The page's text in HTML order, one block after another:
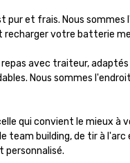
et frais. Nous
recharger votre batterie
avec traiteur,
Nous sommes
qui convient le mieux à
building, de tir à l'arc
personnalisé.